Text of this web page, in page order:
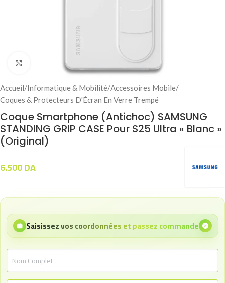
Click to enlarge
Accueil/Informatique & Mobilité/Accessoires Mobile/
Coques & Protecteurs D'Écran En Verre Trempé
Coque Smartphone (Antichoc) SAMSUNG
STANDING GRIP CASE Pour S25 Ultra « Blanc »
(Original)
6.500DA
Saisissez vos coordonnées et passez commande